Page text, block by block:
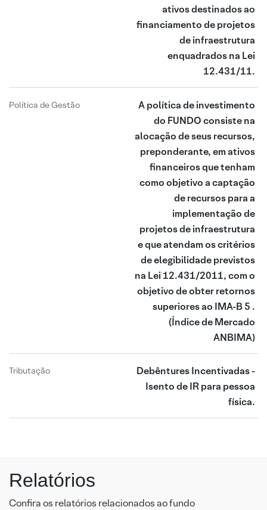
ativos destinados ao
financiamento de projetos
de infraestrutura
enquadrados na Lei
12.431/11.
Política de Gestão
A política de investimento
do FUNDO consiste na
alocação de seus recursos,
preponderante, em ativos
financeiros que tenham
como objetivo a captação
de recursos para a
implementação de
projetos de infraestrutura
e que atendam os critérios
de elegibilidade previstos
na Lei 12.431/2011, com o
objetivo de obter retornos
superiores ao IMA-B 5 .
(Índice de Mercado
ANBIMA)
Tributação
Debêntures Incentivadas -
Isento de IR para pessoa
física.
Relatórios
Confira os relatórios relacionados ao fundo